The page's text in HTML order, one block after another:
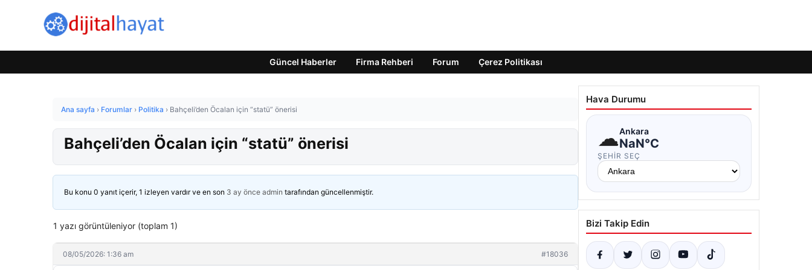
Güncel Haberler Firma Rehberi Forum Çerez Politikası
Ana sayfa › Forumlar › Politika › Bahçeli’den Öcalan için “statü” önerisi
Bahçeli’den Öcalan için “statü” önerisi
Bu konu 0 yanıt içerir, 1 izleyen vardır ve en son 3 ay önce admin tarafından güncellenmiştir.
1 yazı görüntüleniyor (toplam 1)
08/05/2026: 1:36 am #18036
Hava Durumu
☁Ankara
NaN°C
ŞEHIR SEÇ
Bizi Takip Edin